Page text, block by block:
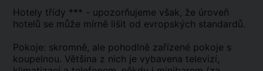
Hotely třídy *** - upozorňujeme však, že úroveň
hotelů se může mírně lišit od evropských standardů.
Pokoje: skromně, ale pohodlně zařízené pokoje s
koupelnou. Většina z nich je vybavena televizí,